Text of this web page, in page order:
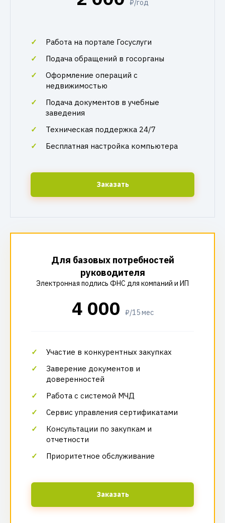
₽/год
Работа на портале Госуслуги
Подача обращений в госорганы
Оформление операций с
недвижимостью
Подача документов в учебные
заведения
Техническая поддержка 24/7
Бесплатная настройка компьютера
Заказать
Для базовых потребностей
руководителя
Электронная подпись ФНС для компаний и ИП
4 000 ₽/15 мес
Участие в конкурентных закупках
Заверение документов и
доверенностей
Работа с системой МЧД
Сервис управления сертификатами
Консультации по закупкам и
отчетности
Приоритетное обслуживание
Заказать